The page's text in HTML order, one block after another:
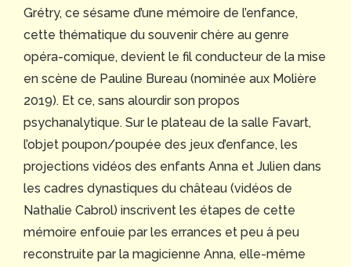
Grétry, ce sésame d’une mémoire de l’enfance,
cette thématique du souvenir chère au genre
opéra-comique, devient le fil conducteur de la mise
en scène de Pauline Bureau (nominée aux Molière
2019). Et ce, sans alourdir son propos
psychanalytique. Sur le plateau de la salle Favart,
l’objet poupon/poupée des jeux d’enfance, les
projections vidéos des enfants Anna et Julien dans
les cadres dynastiques du château (vidéos de
Nathalie Cabrol) inscrivent les étapes de cette
mémoire enfouie par les errances et peu à peu
reconstruite par la magicienne Anna, elle-même